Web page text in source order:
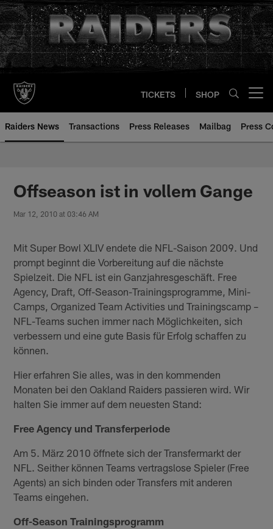
Skip
to
main
content
TICKETS SHOP
Raiders News Transactions Press Releases Mailbag Press
Offseason ist in vollem Gange
Mar 12, 2010 at 03:46 AM
Mit Super Bowl XLIV endete die NFL-Saison 2009. Und
prompt beginnt die Vorbereitung auf die nächste
Spielzeit. Die NFL ist ein Ganzjahresgeschäft. Free
Agency, Draft, Off-Season-Trainingsprogramme, Mini-
Camps, Organized Team Activities und Trainingscamp –
NFL-Teams suchen immer nach Möglichkeiten, sich
verbessern und eine gute Basis für Erfolg schaffen zu
können.
Hier erfahren Sie alles, was in den kommenden
Monaten bei den Oakland Raiders passieren wird. Wir
halten Sie immer auf dem neuesten Stand:
Free Agency und Transferperiode
Am 5. März 2010 öffnete sich der Transfermarkt der
NFL. Seither können Teams vertragslose Spieler (Free
Agents) an sich binden oder Transfers mit anderen
Teams eingehen.
Off-Season Trainingsprogramm